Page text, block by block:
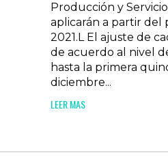
Producción y
aplicarán a partir del
2021.L El ajuste de
de acuerdo al nivel
hasta la primera
diciembre...
LEER MAS